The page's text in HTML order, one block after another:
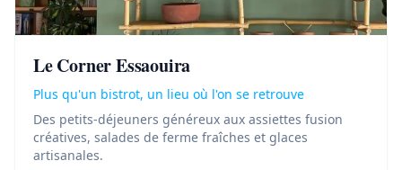
Le Corner Essaouira
Plus qu'un bistrot, un lieu où l'on se retrouve
Des petits-déjeuners généreux aux assiettes fusion
créatives, salades de ferme fraîches et glaces
artisanales.